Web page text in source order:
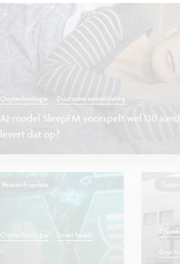
Chiptechnologie Duurzame ontwikkeling ...
AI-model SleepFM voorspelt wel 130
levert dat op?
Research update
Chiptechnologie Smart health
...